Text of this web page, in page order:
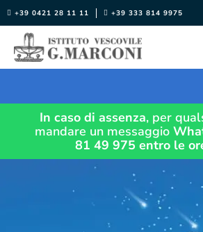
Salta
al
contenuto
+39 0421 28 11 11 +39 333 814 9975
In caso di assenza, per
mandare un messaggio
81 49 975 entro le